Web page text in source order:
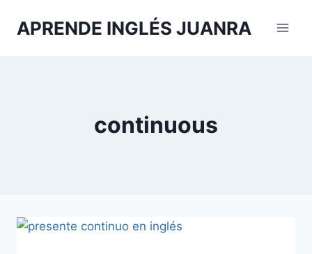
APRENDE INGLÉS JUANRA
continuous